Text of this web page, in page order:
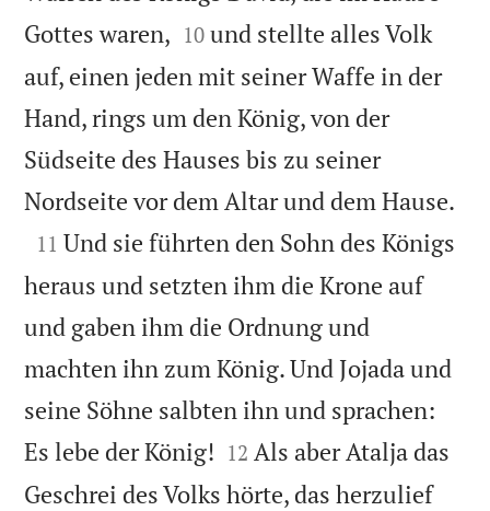
Gottes waren, 

10 und stellte alles Volk
auf, einen jeden mit seiner Waffe in der
Hand, rings um den König, von der
Südseite des Hauses bis zu seiner
Nordseite vor dem Altar und dem Hause.

11 Und sie führten den Sohn des Königs
heraus und setzten ihm die Krone auf
und gaben ihm die Ordnung und
machten ihn zum König. Und Jojada und
seine Söhne salbten ihn und sprachen:
Es lebe der König! 

12 Als aber Atalja das
Geschrei des Volks hörte, das herzulief